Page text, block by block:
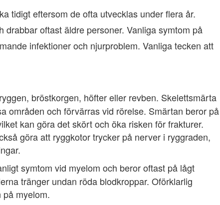
tidigt eftersom de ofta utvecklas under flera år.
oftast äldre personer. Vanliga symtom på
infektioner och njurproblem. Vanliga tecken att
bröstkorgen, höfter eller revben. Skelettsmärta
områden och förvärras vid rörelse. Smärtan beror på
kan göra det skört och öka risken för frakturer.
göra att ryggkotor trycker på nerver i ryggraden,
symtom vid myelom och beror oftast på lågt
tränger undan röda blodkroppar. Oförklarlig
myelom.